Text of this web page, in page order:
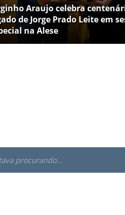
Araujo celebra
de Jorge Prado Leite em
na Alese